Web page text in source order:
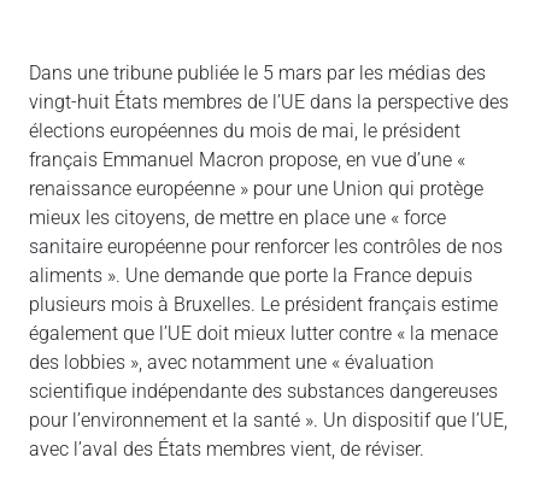
Dans une tribune publiée le 5 mars par les médias des
vingt-huit États membres de l’UE dans la perspective des
élections européennes du mois de mai, le président
français Emmanuel Macron propose, en vue d’une «
renaissance européenne » pour une Union qui protège
mieux les citoyens, de mettre en place une « force
sanitaire européenne pour renforcer les contrôles de nos
aliments ». Une demande que porte la France depuis
plusieurs mois à Bruxelles. Le président français estime
également que l’UE doit mieux lutter contre « la menace
des lobbies », avec notamment une « évaluation
scientifique indépendante des substances dangereuses
pour l’environnement et la santé ». Un dispositif que l’UE,
avec l’aval des États membres vient, de réviser.